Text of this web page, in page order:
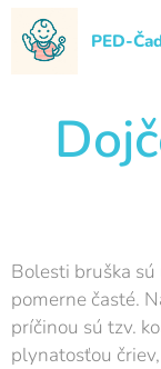
PED-
Bolesti bruška
pomerne časté.
príčinou sú tzv.
plynatosťou